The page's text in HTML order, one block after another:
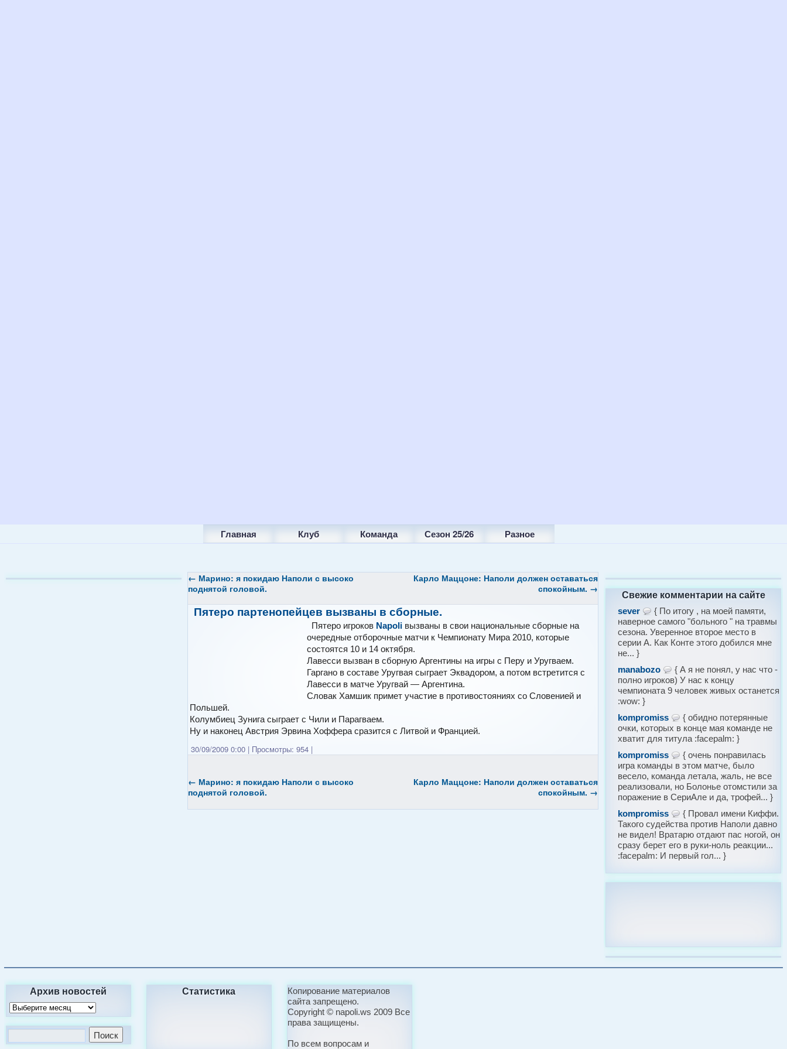
Главная Клуб Команда Сезон 25/26 Разное
← Марино: я покидаю Наполи с высоко
поднятой головой.
Карло Маццоне: Наполи должен оставаться
спокойным. →
Пятеро партенопейцев вызваны в сборные.
Пятеро игроков Napoliвызваны в свои национальные сборные на
очередные отборочные матчи к Чемпионату Мира 2010, которые
состоятся 10 и 14 октября.
Лавесси вызван в сборную Аргентины на игры с Перу и Уругваем.
Гаргано в составе Уругвая сыграет Эквадором, а потом встретится с
Лавесси в матче Уругвай — Аргентина.
Словак Хамшик примет участие в противостояниях со Словенией и
Польшей.
Колумбиец Зунига сыграет с Чили и Парагваем.
Ну и наконец Австрия Эрвина Хоффера сразится с Литвой и Францией.
30/09/2009 0:00 | Просмотры: 954|
← Марино: я покидаю Наполи с высоко
поднятой головой.
Карло Маццоне: Наполи должен оставаться
спокойным. →
Свежие комментарии на сайте
sever
{ По итогу , на моей памяти,
наверное самого "больного " на травмы
сезона. Уверенное второе место в
серии А. Как Конте этого добился мне
не... }
manabozo
{ А я не понял, у нас что -
полно игроков) У нас к концу
чемпионата 9 человек живых останется
:wow: }
kompromiss
{ обидно потерянные
очки, которых в конце мая команде не
хватит для титула :facepalm: }
kompromiss
{ очень понравилась
игра команды в этом матче, было
весело, команда летала, жаль, не все
реализовали, но Болонье отомстили за
поражение в СериАле и да, трофей... }
kompromiss
{ Провал имени Киффи.
Такого судейства против Наполи давно
не видел! Вратарю отдают пас ногой, он
сразу берет его в руки-ноль реакции...
:facepalm: И первый гол... }
Архив новостей Статистика
Копирование материалов
сайта запрещено.
Copyright © napoli.ws 2009 Все
права защищены.
По всем вопросам и